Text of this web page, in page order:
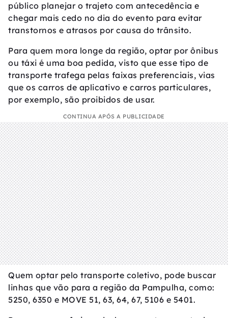
público planejar o trajeto com antecedência e
chegar mais cedo no dia do evento para evitar
transtornos e atrasos por causa do trânsito.
Para quem mora longe da região, optar por ônibus
ou táxi é uma boa pedida, visto que esse tipo de
transporte trafega pelas faixas preferenciais, vias
que os carros de aplicativo e carros particulares,
por exemplo, são proibidos de usar.
CONTINUA APÓS A PUBLICIDADE
Quem optar pelo transporte coletivo, pode buscar
linhas que vão para a região da Pampulha, como:
5250, 6350 e MOVE 51, 63, 64, 67, 5106 e 5401.